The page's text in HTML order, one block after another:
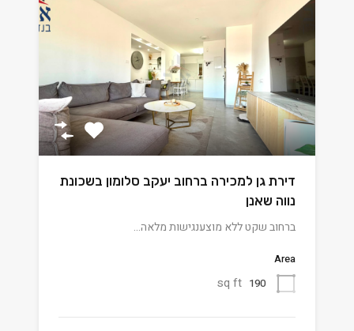
דירת גן למכירה ברחוב יעקב סלומון בשכונת
נווה שאנן
ברחוב שקט ללא מוצענגישות מלאה…
Area
190
sq ft